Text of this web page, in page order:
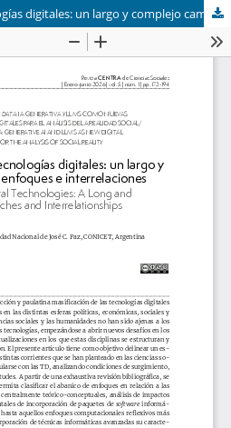
Ciencias sociales y tecnologías digitales: un largo y complejo camino de enfoques e interrelaciones